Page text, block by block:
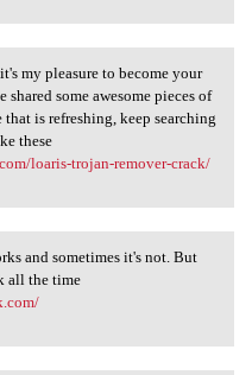
it's my
my pleasure to become your
shared some awesome pieces of
that is refreshing, keep searching
these
loaris-trojan-remover-crack/
and
and sometimes it's not. But
all the time